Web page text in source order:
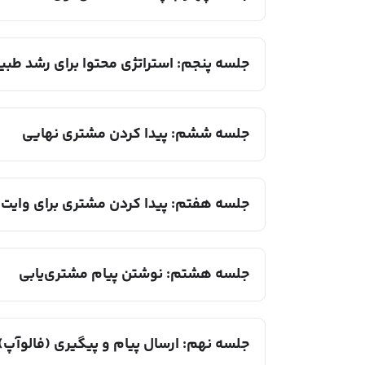
جلسه پنجم: استراتژی محتوا برای رشد
جلسه ششم: پیدا کردن مشتری نهایی
جلسه هفتم: پیدا کردن مشتری برای وایت
جلسه هشتم: نوشتن پیام مشتری‌یابی
جلسه نهم: ارسال پیام و پیگیری